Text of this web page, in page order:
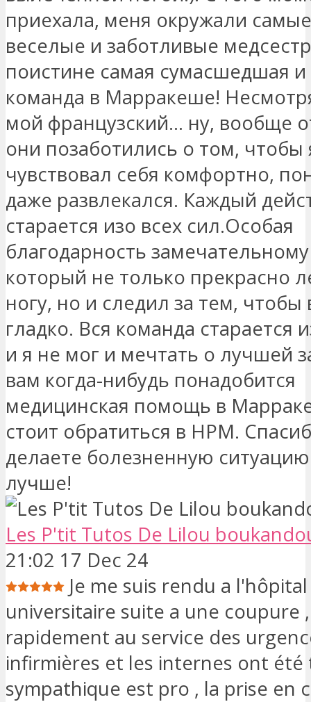
приехала, меня окружали
веселые и заботливые
поистине самая сумасшедшая
команда в Марракеше!
мой французский… ну, вообще
они позаботились о том, чтобы
чувствовал себя комфортно,
даже развлекался. Каждый
старается изо всех сил.Особая
благодарность
который не только прекрасно
ногу, но и следил за тем,
гладко. Вся команда старается
и я не мог и мечтать о лучшей
вам когда-нибудь понадобится
медицинская помощь в
стоит обратиться в HPM.
делаете болезненную
лучше!
Les P'tit Tutos De Lilou
21:02 17 Dec 24
Je me suis rendu a l'hôpital
universitaire suite a une coupure
rapidement au service des
infirmières et les internes ont été
sympathique est pro , la prise en